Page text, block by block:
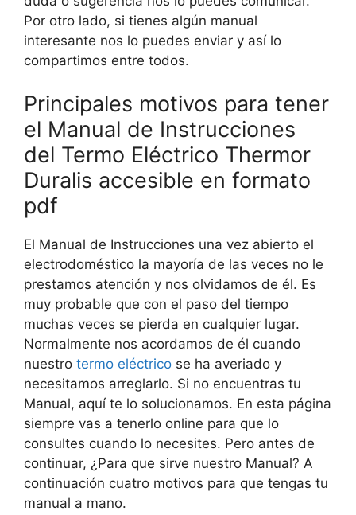
Por otro lado, si tienes algún manual
interesante nos lo puedes enviar y así lo
compartimos entre todos.
Principales motivos para tener
el Manual de Instrucciones
del Termo Eléctrico Thermor
Duralis accesible en formato
pdf
El Manual de Instrucciones una vez abierto el
electrodoméstico la mayoría de las veces no le
prestamos atención y nos olvidamos de él. Es
muy probable que con el paso del tiempo
muchas veces se pierda en cualquier lugar.
Normalmente nos acordamos de él cuando
nuestro termo eléctrico se ha averiado y
necesitamos arreglarlo. Si no encuentras tu
Manual, aquí te lo solucionamos. En esta página
siempre vas a tenerlo online para que lo
consultes cuando lo necesites. Pero antes de
continuar, ¿Para que sirve nuestro Manual? A
continuación cuatro motivos para que tengas tu
manual a mano.